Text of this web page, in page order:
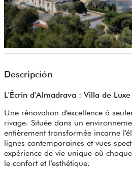
Descripción
L'Écrin d'Almadrava : Villa de
Une rénovation d'excellence à
rivage. Située dans un
entièrement transformée incarne
lignes contemporaines et vues
expérience de vie unique où
le confort et l'esthétique.